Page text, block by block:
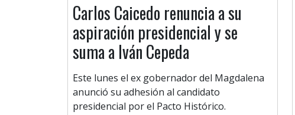
Carlos Caicedo renuncia a su
aspiración presidencial y se
suma a Iván Cepeda
Este lunes el ex gobernador del Magdalena
anunció su adhesión al candidato
presidencial por el Pacto Histórico.